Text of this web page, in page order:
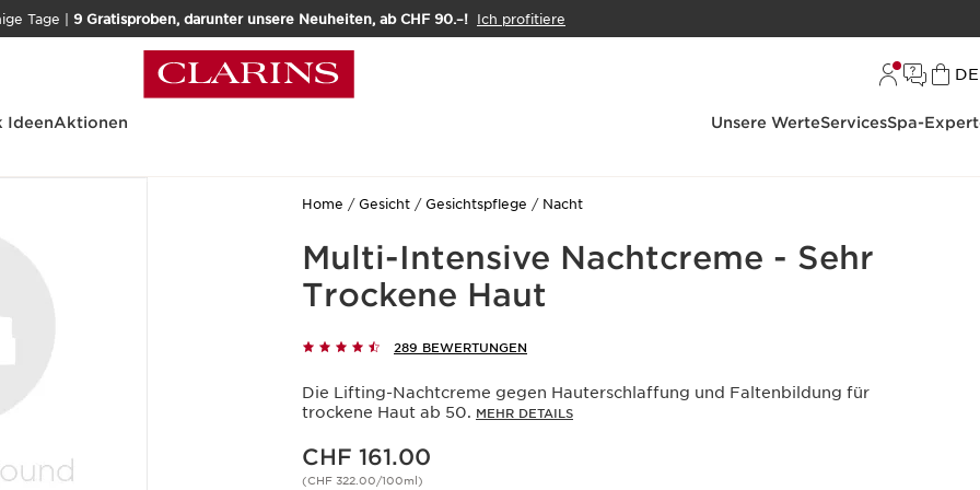
Tage | 9 Gratisproben, darunter unsere Neuheiten, ab CHF 90.–! Ich profitiere
DE
IdeenAktionen Unsere WerteServicesSpa-
Home Gesicht Gesichtspflege Nacht
Multi-Intensive Nachtcreme - Sehr
Trockene Haut
289 BEWERTUNGEN
Die Lifting-Nachtcreme gegen Hauterschlaffung und Faltenbildung für
trockene Haut ab 50. MEHR DETAILS
Aktueller Preis CHF 161.00
CHF 161.00
(CHF 322.00/100ml)